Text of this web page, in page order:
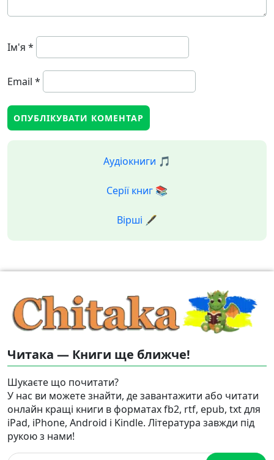
Ім'я *
Email *
Аудіокниги 🎵
Серії книг 📚
Вірші 🖋️
Читака — Книги ще ближче!
Шукаєте що почитати?
У нас ви можете знайти, де завантажити або читати
онлайн кращі книги в форматах fb2, rtf, epub, txt для
iPad, iPhone, Android і Kindle. Література завжди під
рукою з нами!